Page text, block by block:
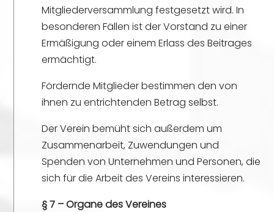
Mitgliederversammlung festgesetzt wird. In
besonderen Fällen ist der Vorstand zu einer
Ermäßigung oder einem Erlass des Beitrages
ermächtigt.
Fördernde Mitglieder bestimmen den von
ihnen zu entrichtenden Betrag selbst.
Der Verein bemüht sich außerdem um
Zusammenarbeit, Zuwendungen und
Spenden von Unternehmen und Personen, die
sich für die Arbeit des Vereins interessieren.
§ 7 – Organe des Vereines